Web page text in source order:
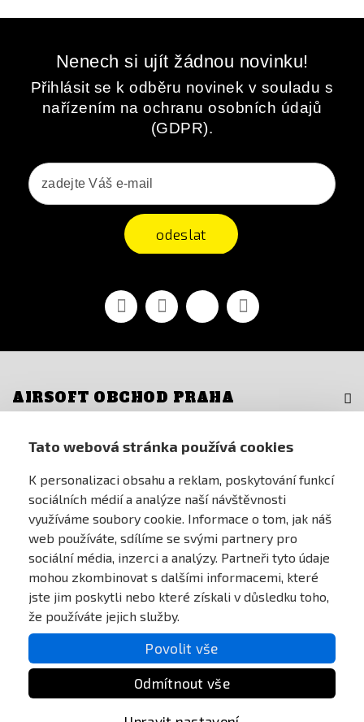
Tato webová stránka používá cookies
K personalizaci obsahu a reklam, poskytování funkcí
sociálních médií a analýze naší návštěvnosti
využíváme soubory cookie. Informace o tom, jak náš
web používáte, sdílíme se svými partnery pro
sociální média, inzerci a analýzy. Partneři tyto údaje
mohou zkombinovat s dalšími informacemi, které
jste jim poskytli nebo které získali v důsledku toho,
že používáte jejich služby.
Povolit vše
Odmítnout vše
Nenech si ujít žádnou novinku!
Přihlásit se k odběru novinek v souladu s
nařízením na ochranu osobních údajů
(GDPR).
odeslat
FacebookYouTubeVimeo Instagram
AIRSOFT OBCHOD PRAHA
PRO ZÁKAZNÍKY
MŮJ ÚČET
ONLINE PLATEBNÍ BRÁNA
BEST FOR NET